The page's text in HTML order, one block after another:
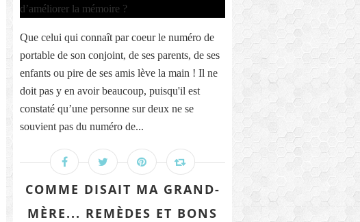
Que celui qui connaît par coeur le numéro de
portable de son conjoint, de ses parents, de ses
enfants ou pire de ses amis lève la main ! Il ne
doit pas y en avoir beaucoup, puisqu'il est
constaté qu’une personne sur deux ne se
souvient pas du numéro de...
COMME DISAIT MA GRAND-
MÈRE... REMÈDES ET BONS